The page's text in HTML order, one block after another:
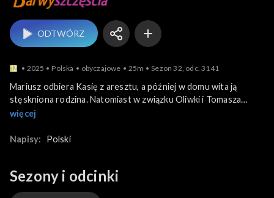
ODTWÓRZ
2025 Polska obyczajowe 25m Sezon 32, odc. 3141
Mariusz odbiera Kasię z aresztu, a później w domu wita ją
stęskniona rodzina. Natomiast w związku Oliwki i Tomasza
narasta konflikt. Kępski uparcie nie chce zerwać kontaktu z
więcej
Napisy: Polski
Sezony i odcinki